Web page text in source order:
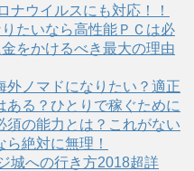
ナウイルスにも対応！！
りたいなら高性能ＰＣは必
をかけるべき最大の理由
外ノマドになりたい？適正
ある？ひとりで稼ぐために
須の能力とは？これがない
ら絶対に無理！
城への行き方2018超詳